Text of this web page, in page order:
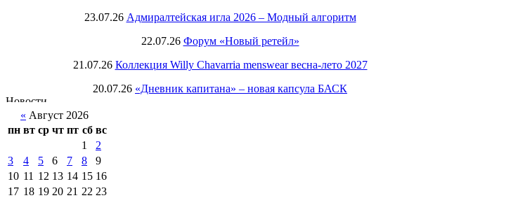
23.07.26 Адмиралтейская игла 2026 – Модный алгоритм
22.07.26 Форум «Новый ретейл»
21.07.26 Коллекция Willy Chavarria menswear весна-лето 2027
20.07.26 «Дневник капитана» – новая капсула БАСК
« Август 2026
пн вт ср чт пт сб вс
1
2
3
4 5 6 7 8
9
10 11 12 13 14 15 16
17 18 19 20 21 22 23